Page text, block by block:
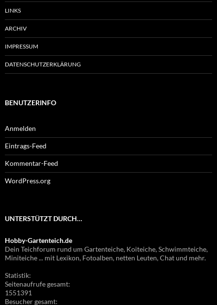
LINKS
ARCHIV
IMPRESSUM
DATENSCHUTZERKLÄRUNG
BENUTZERINFO
Anmelden
Eintrags-Feed
Kommentar-Feed
WordPress.org
UNTERSTÜTZT DURCH…
Hobby-Gartenteich.de
Dein Teichforum rund um Gartenteiche, Koiteiche, Schwimmteiche,
Miniteiche ... mit Lexikon, Fotoalben, netten Leuten, Chat und mehr.
Statistik:
Seitenaufrufe gesamt:
1551391
Besucher gesamt: